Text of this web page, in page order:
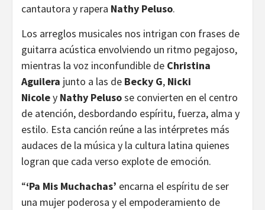
cantautora y rapera Nathy Peluso.
Los arreglos musicales nos intrigan con frases de
guitarra acústica envolviendo un ritmo pegajoso,
mientras la voz inconfundible de Christina
Aguilera junto a las de Becky G, Nicki
Nicoley Nathy Pelusose convierten en el centro
de atención, desbordando espíritu, fuerza, alma y
estilo. Esta canción reúne a las intérpretes más
audaces de la música y la cultura latina quienes
logran que cada verso explote de emoción.
“‘Pa Mis Muchachas’ encarna el espíritu de ser
una mujer poderosa y el empoderamiento de